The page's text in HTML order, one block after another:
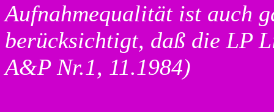
Aufnahmequalität ist auch
berücksichtigt, daß die LP
A&P Nr.1, 11.1984)